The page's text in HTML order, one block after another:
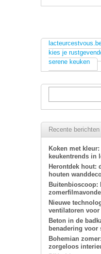
kies je
serene keuken
Recente berichten
Koken met
keukentrends in
Herontdek hout:
houten
Buitenbioscoop:
Nieuwe
ventilatoren
Beton in de
benadering
Bohemian
zorgeloos